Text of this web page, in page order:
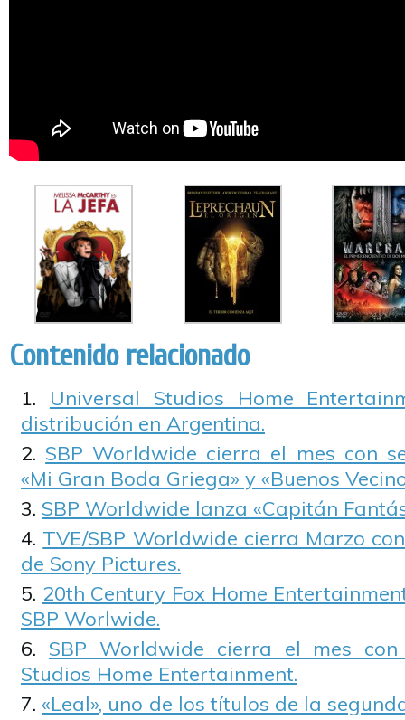
Contenido relacionado
Universal Studios Home
distribución en Argentina.
SBP Worldwide cierra el mes con
«Mi Gran Boda Griega» y «Buenos
SBP Worldwide lanza «Capitán
TVE/SBP Worldwide cierra Marzo
de Sony Pictures.
20th Century Fox Home
SBP Worlwide.
SBP Worldwide cierra el mes con
Studios Home Entertainment.
«Leal», uno de los títulos de la